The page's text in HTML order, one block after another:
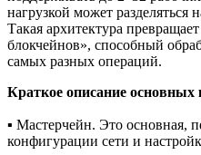
нагрузкой может разделяться
Такая архитектура
блокчейнов», способный
самых разных операций.
Краткое описание
▪️ Мастерчейн. Это основная,
конфигурации сети и